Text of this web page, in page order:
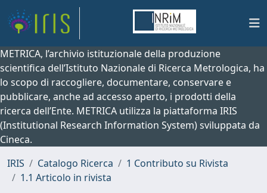
METRICA, l’archivio istituzionale della produzione
scientifica dell’Istituto Nazionale di Ricerca Metrologica, ha
lo scopo di raccogliere, documentare, conservare e
pubblicare, anche ad accesso aperto, i prodotti della
ricerca dell’Ente. METRICA utilizza la piattaforma IRIS
(Institutional Research Information System) sviluppata da
Cineca.
IRIS
Catalogo Ricerca
1 Contributo su Rivista
1.1 Articolo in rivista